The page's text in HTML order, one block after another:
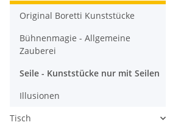
Original Boretti Kunststücke
Bühnenmagie - Allgemeine
Zauberei
Seile - Kunststücke nur mit Seilen
Illusionen
Tisch